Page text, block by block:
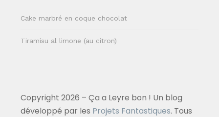
Cake marbré en coque chocolat
Tiramisu al limone (au citron)
Copyright 2026 – Ça a Leyre bon ! Un blog
développé par les Projets Fantastiques. Tous